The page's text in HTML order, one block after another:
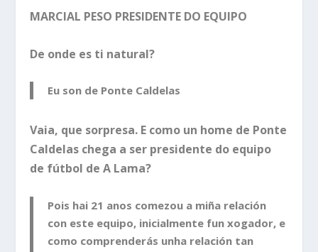
MARCIAL PESO PRESIDENTE DO EQUIPO
De onde es ti natural?
Eu son de Ponte Caldelas
Vaia, que sorpresa. E como un home de Ponte
Caldelas chega a ser presidente do equipo
de fútbol de A Lama?
Pois hai 21 anos comezou a miña relación
con este equipo, inicialmente fun xogador, e
como comprenderás unha relación tan